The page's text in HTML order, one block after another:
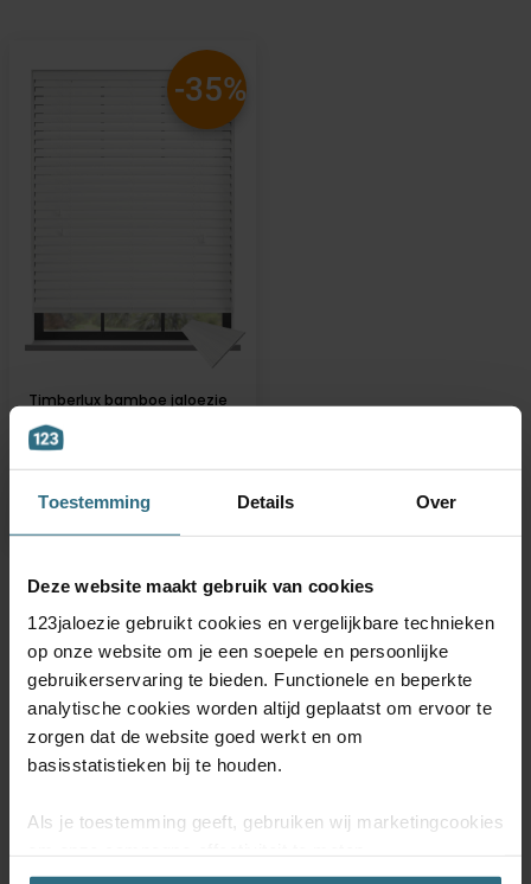
Toestemming Details Over
Deze website maakt gebruik van cookies
123jaloezie gebruikt cookies en vergelijkbare technieken
op onze website om je een soepele en persoonlijke
gebruikerservaring te bieden. Functionele en beperkte
analytische cookies worden altijd geplaatst om ervoor te
zorgen dat de website goed werkt en om
basisstatistieken bij te houden.
Als je toestemming geeft, gebruiken wij marketingcookies
(prestatiegerichte marketingcookies) en content op jouw
-35%
Timberlux bamboe jaloezie
Vanaf
BESTEL GRATIS MONSTERS
« ‹ 1 › »
NIEUWSBRIEF
Schrijf je in voor onze nieuwsbrief en blijf op de hoogte van